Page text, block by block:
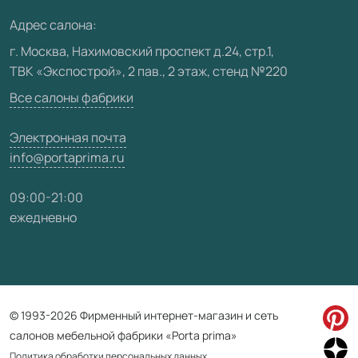
Карта сайта
Адрес салона:
г. Москва, Нахимовский проспект д.24, стр.1,
ТВК «Экспострой», 2 пав., 2 этаж, стенд №220
Все салоны фабрики
Электронная почта
info@portaprima.ru
09:00-21:00
ежедневно
© 1993-2026 Фирменный интернет-магазин и сеть
салонов мебельной фабрики «Porta prima»